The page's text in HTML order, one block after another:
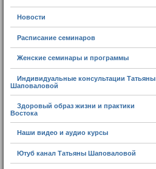
Новости
Расписание семинаров
Женские семинары и программы
Индивидуальные консультации Татьяны
Шаповаловой
Здоровый образ жизни и практики
Востока
Наши видео и аудио курсы
Ютуб канал Татьяны Шаповаловой